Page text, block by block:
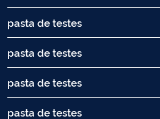
pasta de testes
pasta de testes
pasta de testes
pasta de testes